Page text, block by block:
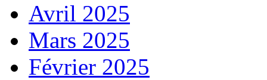
Avril 2025
Mars 2025
Février 2025